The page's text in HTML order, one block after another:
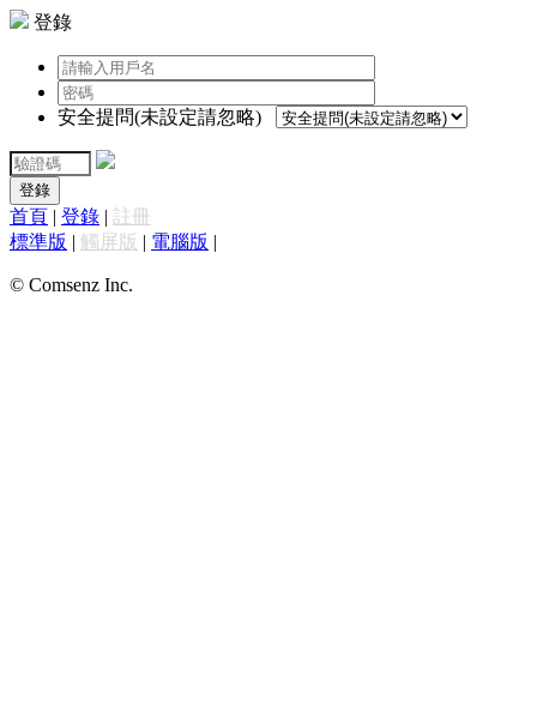
登錄
安全提問(未設定請忽略)
登錄
首頁 | 登錄 | 註冊
標準版 | 觸屏版 | 電腦版 |
© Comsenz Inc.